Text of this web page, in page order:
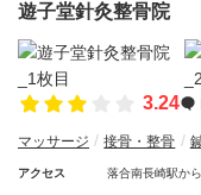
遊子堂針灸整骨院
3.24
マッサージ 接骨・整骨
アクセス 落合南長崎駅か